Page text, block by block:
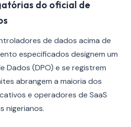
do oficial de
de dados acima de
especificados designem um
Dados (DPO) e se registrem
abrangem a maioria dos
e operadores de SaaS
nigerianos.